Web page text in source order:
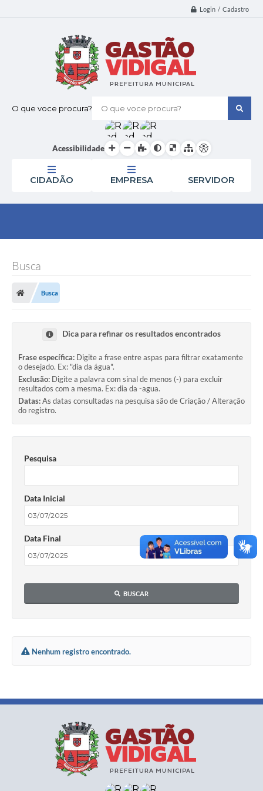
Login / Cadastro
O que voce procura?
Acessibilidade
CIDADÃO EMPRESA SERVIDOR
Busca
Busca
Dica para refinar os resultados encontrados
Frase específica: Digite a frase entre aspas para filtrar exatamente
o desejado. Ex: "dia da água".
Exclusão: Digite a palavra com sinal de menos (-) para excluir
resultados com a mesma. Ex: dia da -agua.
Datas:As datas consultadas na pesquisa são de Criação / Alteração
do registro.
Pesquisa
Data Inicial
Data Final
BUSCAR
Nenhum registro encontrado.